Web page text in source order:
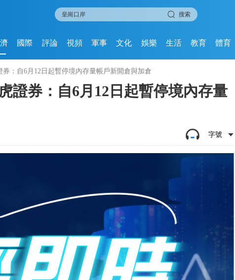
搜索
國際 評論 視頻 軍事 文化 娛樂 生活 教育 體育
：自6月12日起暫停境內存量帳戶新開倉與加倉
證券：自6月12日起暫停境內存量
字號